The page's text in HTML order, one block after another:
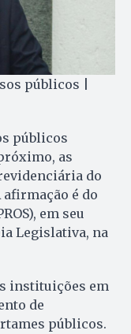
públicos |
públicos
as
do
é do
em seu
Legislativa, na
instituições em
de
públicos.